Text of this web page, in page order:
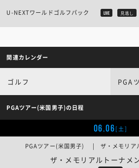
U-NEXTワールドゴルフパック LIVE 見逃し
関連カレンダー
ゴルフ PGA
PGAツアー(米国男子)の日程
06.06[土]
ザ・メモリアルトーナメ
PGAツアー(米国男子) | ザ・メモリア